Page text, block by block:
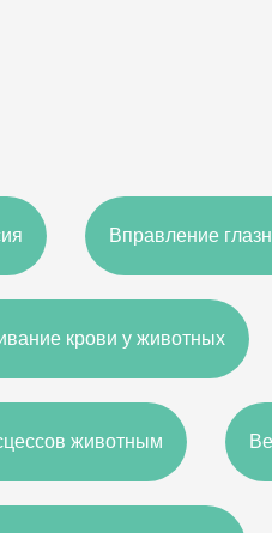
Вправление
крови у животных
животным